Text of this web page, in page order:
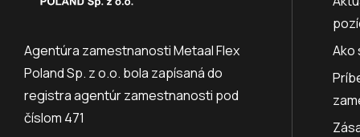
Agentúra zamestnanosti Metaal Flex
Poland Sp. z o.o. bola zapísaná do
registra agentúr zamestnanosti pod
číslom 471
Ako